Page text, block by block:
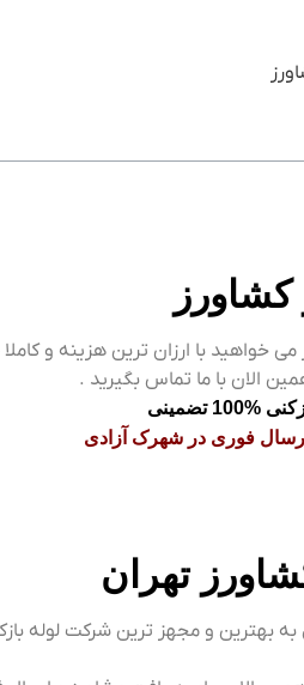
کشاورز
خواهید با ارزان ترین هزینه و
الان با ما تماس بگیرید .
تضمینی
ارسال فوری در شهرک آزادی
تهران
بهترین و مجهز ترین شرکت لوله